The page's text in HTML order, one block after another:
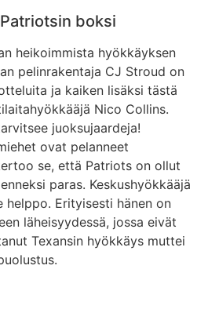
boksi
heikoimmista hyökkäyksen
pelinrakentaja CJ Stroud on
ja kaiken lisäksi tästä
Nico Collins.
juoksujaardeja!
ovat pelanneet
se, että Patriots on ollut
paras. Keskushyökkääjä
helppo. Erityisesti hänen on
läheisyydessä, jossa eivät
Texansin hyökkäys muttei